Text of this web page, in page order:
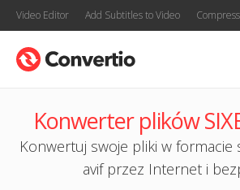
Video Editor Add Subtitles to Video
Konwerter plików
Konwertuj swoje pliki w
avif przez Internet i